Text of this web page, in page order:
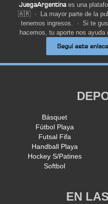
JuegaArgentinaes una
🇦🇷 · La mayor parte de la
tenemos ingresos. · Si te
hacemos, tu aporte nos
Seguí este
Básquet
Fútbol Playa
Futsal Fifa
Handball Playa
Hockey S/Patines
Softbol
EN